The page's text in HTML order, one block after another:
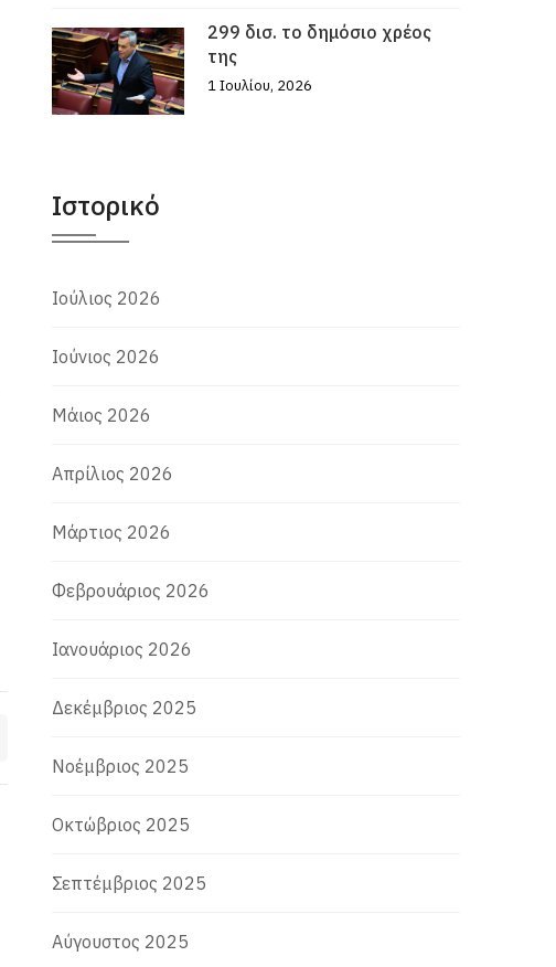
299 δισ. το δημόσιο χρέος
της
1 Ιουλίου, 2026
Ιστορικό
Ιούλιος 2026
Ιούνιος 2026
Μάιος 2026
Απρίλιος 2026
Μάρτιος 2026
Φεβρουάριος 2026
Ιανουάριος 2026
Δεκέμβριος 2025
Νοέμβριος 2025
Οκτώβριος 2025
Σεπτέμβριος 2025
Αύγουστος 2025